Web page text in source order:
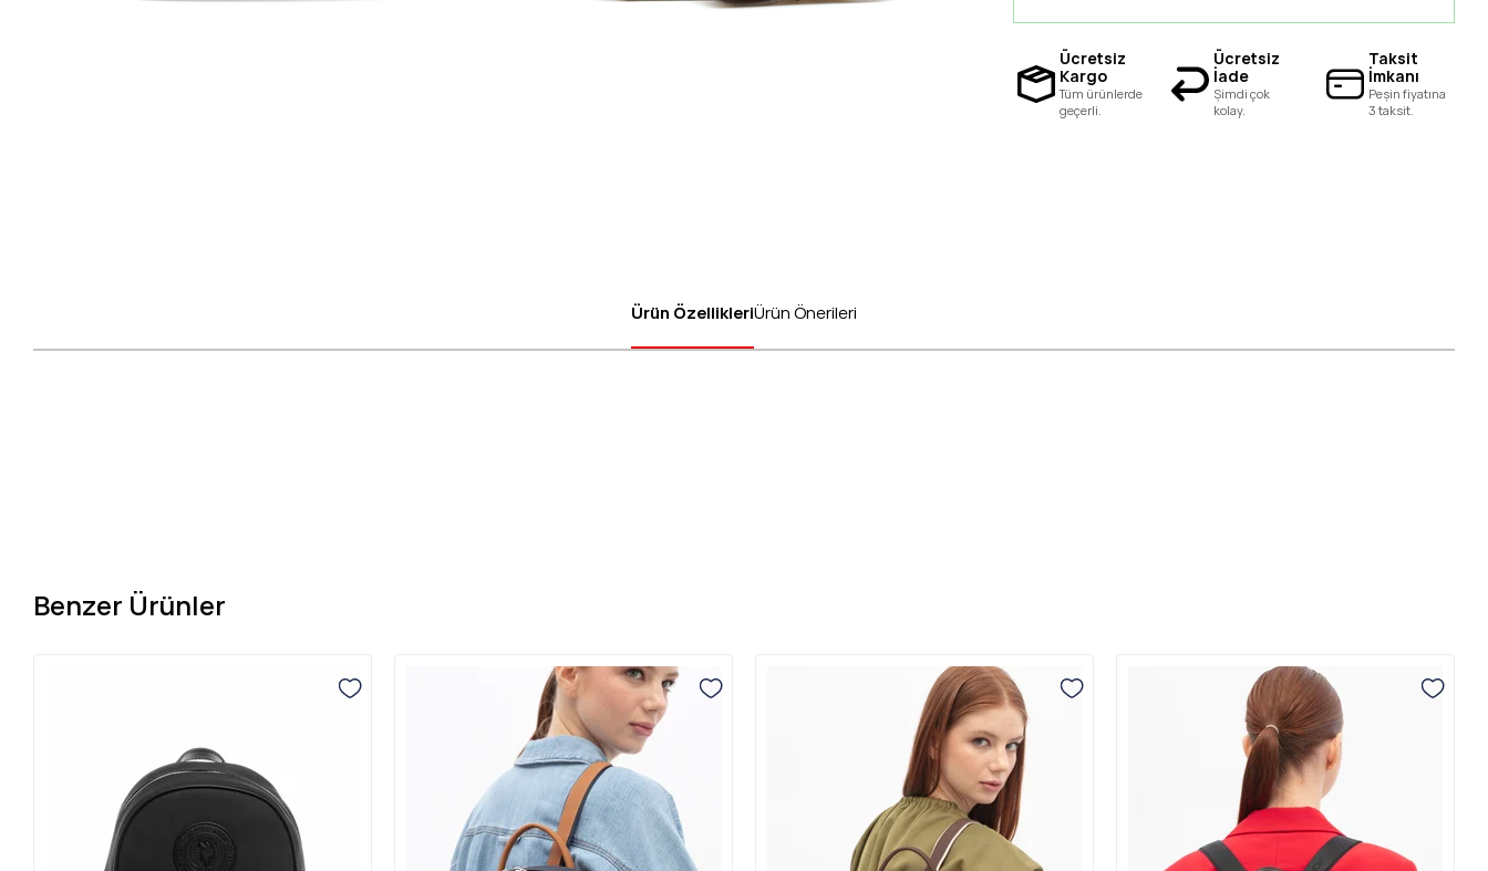
Ücretsiz
Kargo
Tüm ürünlerde
geçerli.
Ücretsiz
İade
Şimdi çok
kolay.
Taksit
İmkanı
Peşin fiyatına
3 taksit.
Ürün ÖzellikleriÜrün Önerileri
Benzer Ürünler